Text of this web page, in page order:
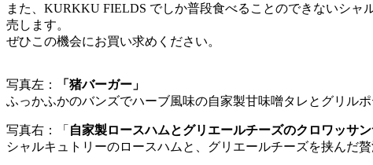
また、KURKKU FIELDS でしか普段食べることのできないシ
売します。
ぜひこの機会にお買い求めください。
写真左：
「猪バーガー」
ふっかふかのバンズでハーブ風味の自家製甘味噌タレとグリル
写真右：「 自家製ロースハムとグリエールチーズのクロワッサン
シャルキュトリーのロースハムと、グリエールチーズを挟んだ